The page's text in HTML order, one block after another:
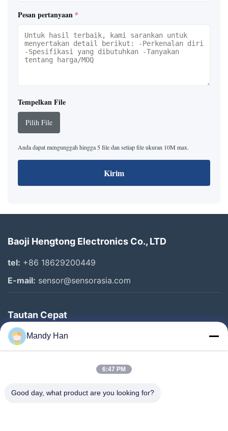
Pesan pertanyaan *
Tempelkan File
Pilih File
Anda dapat mengunggah hingga 5 file dan setiap file ukuran 10M max.
Kirim
Baoji Hengtong Electronics Co., LTD
tel: +86 18629200449
E-mail: sensor@sensorasia.com
Tautan Cepat
Rumah
Produk
Tentang Kami
Mandy Han
6:47 PM
Good day, what product are you looking for?